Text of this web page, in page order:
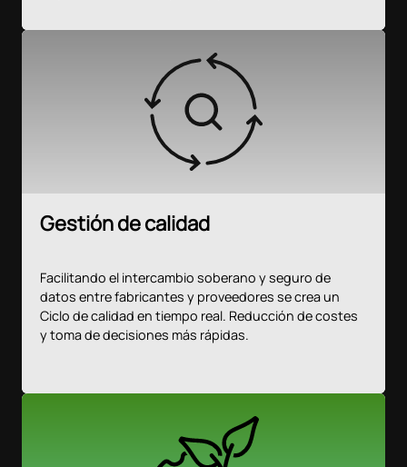
Gestión de calidad
Facilitando el intercambio soberano y seguro de
datos entre fabricantes y proveedores se crea un
Ciclo de calidad en tiempo real. Reducción de costes
y toma de decisiones más rápidas.